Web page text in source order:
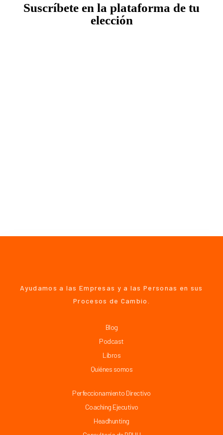
Suscríbete en la plataforma de tu
elección
Ayudamos a las Empresas y a las Personas en sus
Procesos de Cambio.
Blog
Podcast
Libros
Quiénes somos
Perfeccionamiento Directivo
Coaching Ejecutivo
Headhunting